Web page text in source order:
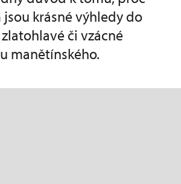
krásné výhledy do
či vzácné
manětínského.